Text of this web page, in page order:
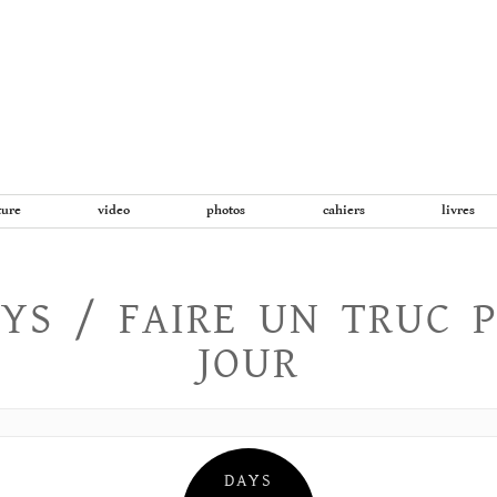
video photos cahiers livres
/ FAIRE UN TRUC
JOUR
DAYS